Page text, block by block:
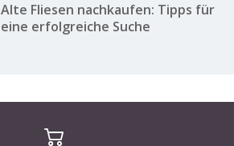
Alte Fliesen nachkaufen: Tipps für
eine erfolgreiche Suche